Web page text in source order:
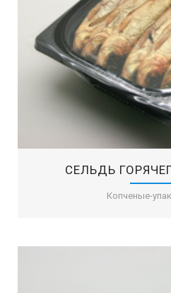
СЕЛЬДЬ
Копченые-